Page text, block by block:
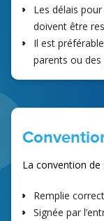
Les délais
doivent être
Il est
parents ou
La convention
Remplie
Signée par